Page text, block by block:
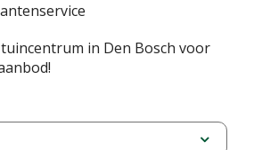
in Den Bosch voor